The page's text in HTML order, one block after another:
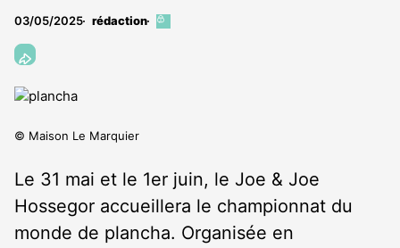
03/05/2025 rédaction
Cet
© Maison Le Marquier
Le 31 mai et le 1er juin, le Joe & Joe
Hossegor accueillera le championnat du
monde de plancha. Organisée en